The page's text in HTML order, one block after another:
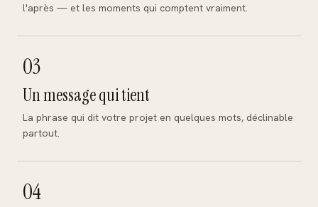
l'après — et les moments qui comptent vraiment.
03
Un message qui tient
La phrase qui dit votre projet en quelques mots, déclinable
partout.
04